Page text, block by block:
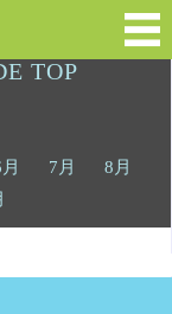
TOP
7月
8月